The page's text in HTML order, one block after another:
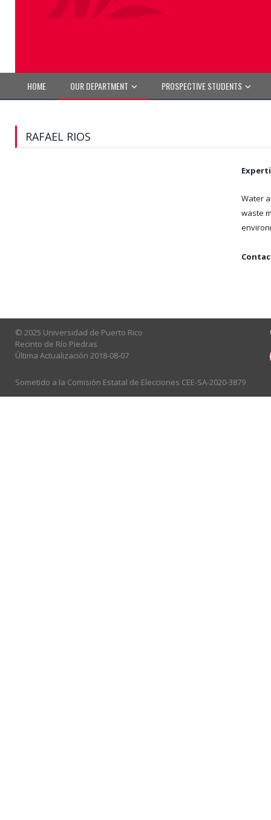
HOME OUR DEPARTMENT PROSPECTIVE STUDENTS
RAFAEL RIOS
Water
waste
© 2025 Universidad de Puerto Rico
Recinto de Río Piedras
Última Actualización 2018-08-07
Sometido a la Comisión Estatal de Elecciones CEE-SA-2020-3879